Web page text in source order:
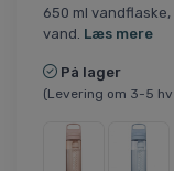
650 ml
vand. Læs mere
På lager
(Levering om 3-5